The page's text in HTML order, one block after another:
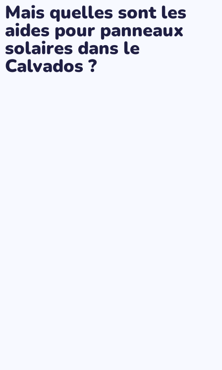
Mais quelles sont les
aides pour panneaux
solaires dans le
Calvados ?